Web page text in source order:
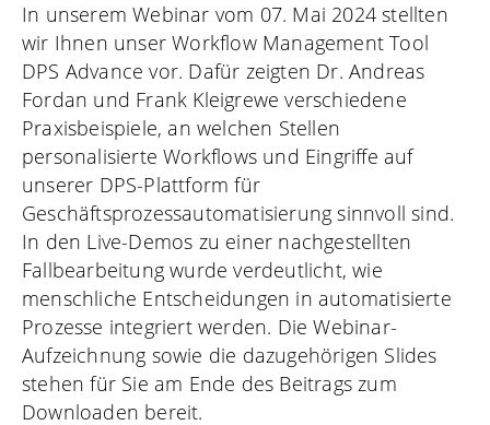
In unserem Webinar vom 07. Mai 2024 stellten
wir Ihnen unser Workflow Management Tool
DPS Advance vor. Dafür zeigten Dr. Andreas
Fordan und Frank Kleigrewe verschiedene
Praxisbeispiele, an welchen Stellen
personalisierte Workflows und Eingriffe auf
unserer DPS-Plattform für
Geschäftsprozessautomatisierung sinnvoll sind.
In den Live-Demos zu einer nachgestellten
Fallbearbeitung wurde verdeutlicht, wie
menschliche Entscheidungen in automatisierte
Prozesse integriert werden. Die Webinar-
Aufzeichnung sowie die dazugehörigen Slides
stehen für Sie am Ende des Beitrags zum
Downloaden bereit.